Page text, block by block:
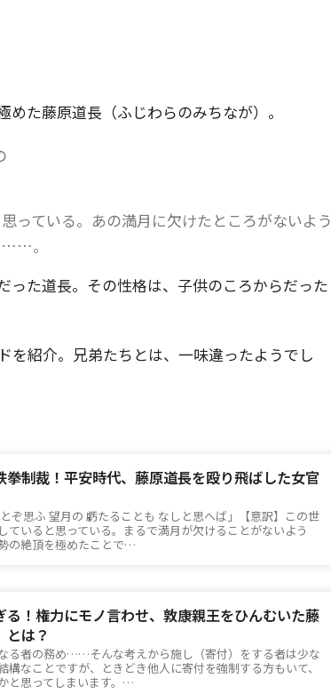
た藤原道長（ふじわらのみちなが）。
っている。あの満月に欠けたところがないよう
……。
った道長。その性格は、子供のころからだった
を紹介。兄弟たちとは、一味違ったようでし
拳制裁！平安時代、藤原道長を殴り飛ばした女官
とぞ思ふ 望月の 虧たることも なしと思へば」【意訳】この世
ていると思っている。まるで満月が欠けることがないよう
の絶頂を極めたことで…
る！権力にモノ言わせ、敦康親王をひんむいた藤
とは？
る者の務め……そんな考えから施し（寄付）をする者は少な
構なことですが、ときどき他人に寄付を強制する方もいて、
と思ってしまいます。…